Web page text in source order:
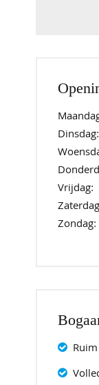
Dinsdag:
Vrijdag:
Zondag: